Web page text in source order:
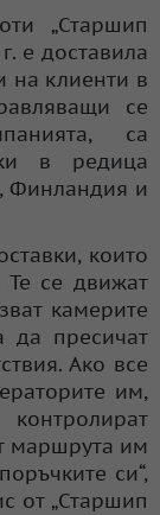
„Старшип
е доставила
на клиенти в
се
са
в редица
Финландия и
които
Те се движат
камерите
да пресичат
Ако все
им,
маршрута им
си“,
от „Старшип